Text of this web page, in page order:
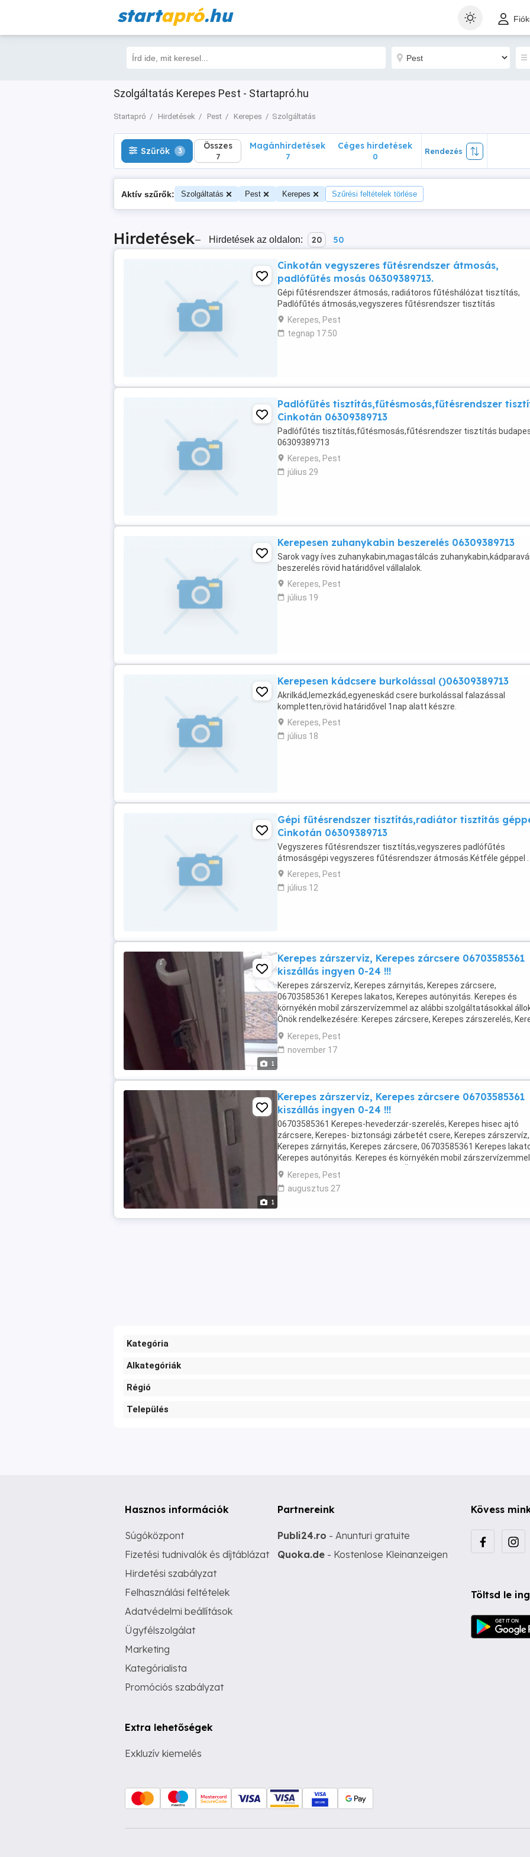
startapró.hu
Szolgáltatás Kerepes Pest - Startapró.hu
Startapró Hirdetések Pest Kerepes Szolgáltatás
Szűrők 3 Összes
7
Szűrők 3 Összes
7
Magánhirdetések
7
Céges hirdetések
0
Rendezés
Aktív szűrők: Szolgáltatás Pest Kerepes Szűrési feltételek törlése
Hirdetések– Hirdetések az oldalon: 20 50
Cinkotán vegyszeres fűtésrendszer átmosás,
padlófűtés mosás 06309389713.
Gépi fűtésrendszer átmosás, radiátoros fűtéshálózat tisztítás,
Padlófűtés átmosás,vegyszeres fűtésrendszer tisztítás
Kerepes, Pest
tegnap 17:50
Padlófűtés tisztítás,fűtésmosás,fűtésrendszer
Cinkotán 06309389713
Padlófűtés tisztítás,fűtésmosás,fűtésrendszer tisztítás
06309389713
Kerepes, Pest
július 29
Kerepesen zuhanykabin beszerelés 06309389713
Sarok vagy íves zuhanykabin,magastálcás
beszerelés rövid határidővel vállalalok.
Kerepes, Pest
július 19
Kerepesen kádcsere burkolással ()06309389713
Akrilkád,lemezkád,egyeneskád csere burkolással falazással
kompletten,rövid határidővel 1nap alatt készre.
Kerepes, Pest
július 18
Gépi fűtésrendszer tisztítás,radiátor tisztítás
Cinkotán 06309389713
Vegyszeres fűtésrendszer tisztítás,vegyszeres padlófűtés
átmosásgépi vegyszeres fűtésrendszer átmosás.Kétféle géppel .
Kerepes, Pest
július 12
1
Kerepes zárszervíz, Kerepes zárcsere 06703585361
kiszállás ingyen 0-24 !!!
Kerepes zárszervíz, Kerepes zárnyitás, Kerepes zárcsere,
06703585361 Kerepes lakatos, Kerepes autónyitás. Kerepes és
környékén mobil zárszervízemmel az alábbi szolgáltatásokkal
Önök rendelkezésére: Kerepes zárcsere, Kerepes zárszerelés,
lakatos, 06703585361 kiszállás ingyen 0-24 !!! ...
Kerepes, Pest
november 17
1
Kerepes zárszervíz, Kerepes zárcsere 06703585361
kiszállás ingyen 0-24 !!!
06703585361 Kerepes‎-hevederzár-szerelés, Kerepes‎ hisec ajtó
zárcsere, Kerepes-‎ biztonsági zárbetét csere, Kerepes zárszervíz,
Kerepes zárnyitás, Kerepes zárcsere, 06703585361 Kerepes
Kerepes autónyitás. Kerepes és környékén mobil
alábbi szolgáltatásokkal állok, az Önök ...
Kerepes, Pest
augusztus 27
Kategória
Alkategóriák
Régió
Település
Hasznos információk
Súgóközpont
Fizetési tudnivalók és díjtáblázat
Hirdetési szabályzat
Felhasználási feltételek
Adatvédelmi beállítások
Ügyfélszolgálat
Marketing
Kategórialista
Promóciós szabályzat
Extra lehetőségek
Exkluzív kiemelés
Partnereink
Publi24.ro - Anunturi gratuite
Quoka.de - Kostenlose Kleinanzeigen
Kövess
Töltsd le